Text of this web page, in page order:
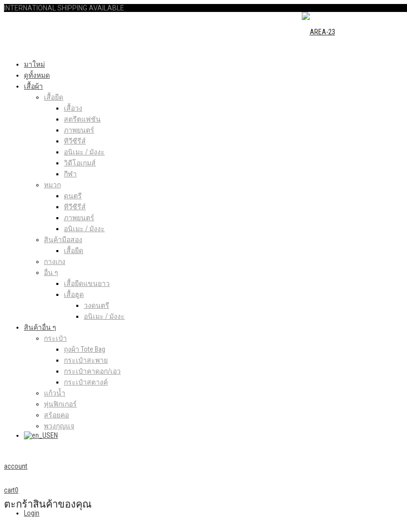
INTERNATIONAL SHIPPING AVAILABLE
มาใหม่
ดูทั้งหมด
เสื้อผ้า
เสื้อยืด
เสื้อวง
สตรีตแฟชัน
ภาพยนตร์
ทีวีซีรีส์
อนิเมะ / มังงะ
วิดีโอเกมส์
กีฬา
หมวก
ดนตรี
ทีวีซีรีส์
ภาพยนตร์
อนิเมะ / มังงะ
สินค้ามือสอง
เสื้อยืด
กางเกง
อื่น ๆ
เสื้อยืดแขนยาว
เสื้อฮูด
วงดนตรี
อนิเมะ / มังงะ
สินค้าอื่น ๆ
กระเป๋า
ถุงผ้า Tote Bag
กระเป๋าสะพาย
กระเป๋าคาดอก/เอว
กระเป๋าสตางค์
แก้วน้ำ
หุ่นฟิกเกอร์
สร้อยคอ
พวงกุญแจ
EN
account
Login
cart0
ตะกร้าสินค้าของคุณ